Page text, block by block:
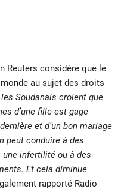
Reuters considère que le
au sujet des droits
Soudanais croient que
d’une fille est gage
et d’un bon mariage
peut conduire à des
infertilité ou à des
Et cela diminue
rapporté Radio